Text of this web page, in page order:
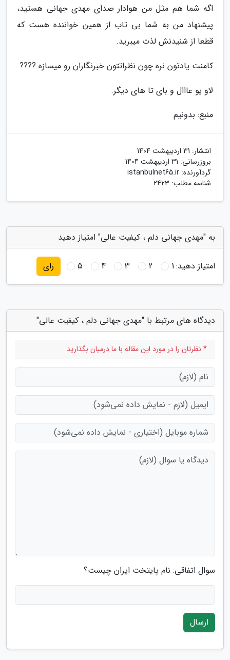
اگه شما هم مثل من هوادار صدای مهدی جهانی هستید،
پیشنهاد من به شما بی تاب از همین خواننده هست که
قطعا از شنیدنش لذت میبرید.
کامنت یادتون نره چون نظراتتون خبرنگاران رو میسازه ????
لاو یو عااال و بای تا های دیگر.
منبع: بدونیم
انتشار: 31 اردیبهشت 1404
بروزرسانی: 31 اردیبهشت 1404
گردآورنده: istanbulnet65.ir
شناسه مطلب: 2423
به "مهدی جهانی دلم ، کیفیت عالی" امتیاز دهید
امتیاز دهید:1
2
3
4
5 رای
دیدگاه های مرتبط با "مهدی جهانی دلم ، کیفیت عالی"
* نظرتان را در مورد این مقاله با ما درمیان بگذارید
سوال اتفاقی: نام پایتخت ایران چیست؟
ارسال